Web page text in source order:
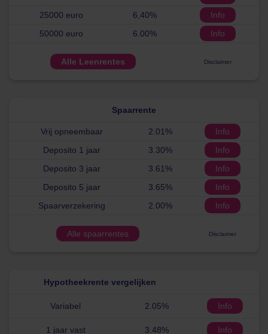
25000 euro
6,40%
Info
50000 euro
6.00% Info
Alle Leenrentes Disclaimer
Spaarrente
Vrij opneembaar 2.01%
Info
Deposito 1 jaar
3.30%
Info
Deposito 3 jaar
3.61%
Info
Deposito 5 jaar
3.65%
Info
Spaarverzekering
2.00% Info
Alle spaarrentes Disclaimer
Hypotheekrente vergelijken
Variabel 2.05% Info
1 jaar vast 3.48% Info